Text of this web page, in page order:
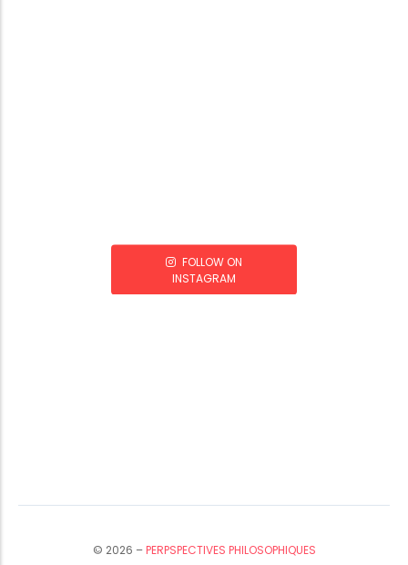
FOLLOW ON
INSTAGRAM
© 2026 –PERPSPECTIVES PHILOSOPHIQUES